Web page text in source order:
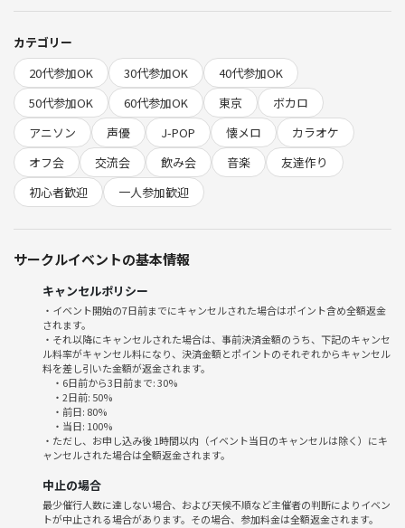
※直前対応が難しいため、必ず事前に住所確認をお願いします！
🎶 どんなオフ会？ 🎶
✔ 歌が上手くなくてもOK
✔ 聴き専参加も大歓迎
✔ 合いの手・手拍子・合唱あり
✔ 無理に歌わされることはありません🙅
自然と会話も生まれて、気づいたら仲良くなってます♪
🎤 部屋ごとにコンセプトあり！
「好みが合う人と楽しめる」から初参加でも安心✨
🌟 ① ボカロ・アニソン部屋
・ボカロ／アニソン／声優曲
・同じ趣味の人が集まりやすい！
🌙 ② バラード・しっとり系部屋
・落ち着いた雰囲気
・感情込めて歌いたい人、聴くのが好きな人向け
🔥 ③ 盛り上がる・みんなで歌える部屋
カテゴリー
20代参加OK
30代参加OK
40代参加OK
50代参加OK
60代参加OK 東京
ボカロ
アニソン
声優 J-POP 懐メロ
カラオケ
オフ会
交流会 飲み会 音楽
友達作り
初心者歓迎
一人参加歓迎
サークルイベントの基本情報
キャンセルポリシー
・イベント開始の7日前までにキャンセルされた場合はポイント含め全額返金
されます。
・それ以降にキャンセルされた場合は、事前決済金額のうち、下記のキャンセ
ル料率がキャンセル料になり、決済金額とポイントのそれぞれからキャンセル
料を差し引いた金額が返金されます。
・6日前から3日前まで: 30%
・2日前: 50%
・前日: 80%
・当日: 100%
・ただし、お申し込み後 1時間以内（イベント当日のキャンセルは除く）にキ
ャンセルされた場合は全額返金されます。
中止の場合
最少催行人数に達しない場合、および天候不順など主催者の判断によりイベン
トが中止される場合があります。その場合、参加料金は全額返金されます。